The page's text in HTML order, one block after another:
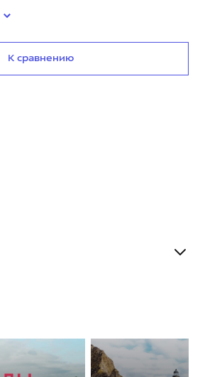
К сравнению